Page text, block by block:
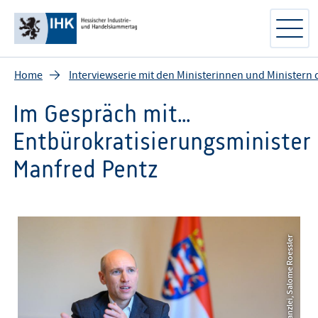
Home Interviewserie mit den Ministerinnen und Ministern
Im Gespräch mit...
Entbürokratisierungsminister
Manfred Pentz